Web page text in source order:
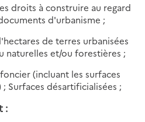
droits à construire au regard
d'urbanisme ;
de terres urbanisées
naturelles et/ou forestières ;
(incluant les surfaces
Surfaces désartificialisées ;
: